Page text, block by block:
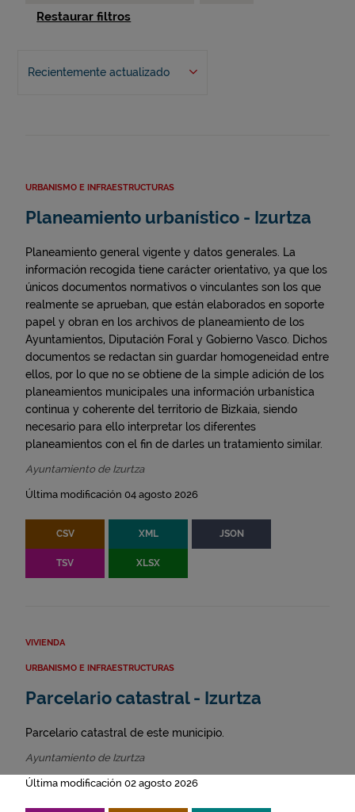
Restaurar filtros
Recientemente actualizado
URBANISMO E INFRAESTRUCTURAS
Planeamiento urbanístico - Izurtza
Planeamiento general vigente y datos generales. La
información recogida tiene carácter orientativo, ya que los
únicos documentos normativos o vinculantes son los que
realmente se aprueban, que están elaborados en soporte
papel y obran en los archivos de planeamiento de los
Ayuntamientos, Diputación Foral y Gobierno Vasco. Dichos
documentos se redactan sin guardar homogeneidad entre
ellos, por lo que no se obtiene de la simple adición de los
planeamientos municipales una información urbanística
continua y coherente del territorio de Bizkaia, siendo
necesario para ello interpretar los diferentes
planeamientos con el fin de darles un tratamiento similar.
Ayuntamiento de Izurtza
Última modificación 04 agosto 2026
CSV XML JSON
TSV XLSX
VIVIENDA
URBANISMO E INFRAESTRUCTURAS
Parcelario catastral - Izurtza
Parcelario catastral de este municipio.
Ayuntamiento de Izurtza
Última modificación 02 agosto 2026